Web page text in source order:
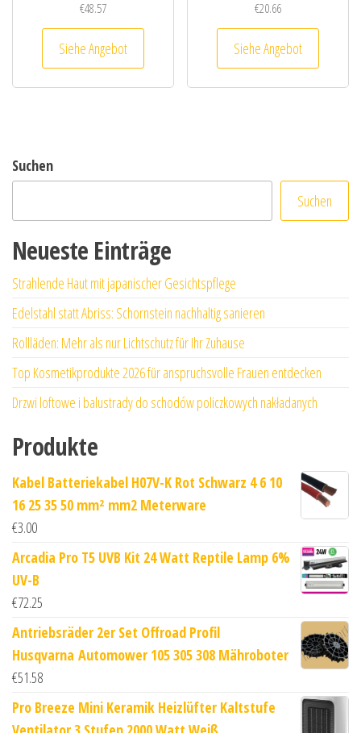
€48.57
Siehe Angebot
€20.66
Siehe Angebot
Suchen
Suchen
Neueste Einträge
Strahlende Haut mit japanischer Gesichtspflege
Edelstahl statt Abriss: Schornstein nachhaltig sanieren
Rollläden: Mehr als nur Lichtschutz für Ihr Zuhause
Top Kosmetikprodukte 2026 für anspruchsvolle Frauen entdecken
Drzwi loftowe i balustrady do schodów policzkowych nakładanych
Produkte
Kabel Batteriekabel H07V-K Rot Schwarz 4 6 10
16 25 35 50 mm² mm2 Meterware
€3.00
Arcadia Pro T5 UVB Kit 24 Watt Reptile Lamp 6%
UV-B
€72.25
Antriebsräder 2er Set Offroad Profil
Husqvarna Automower 105 305 308 Mähroboter
€51.58
Pro Breeze Mini Keramik Heizlüfter Kaltstufe